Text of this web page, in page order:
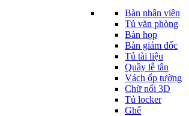
Bàn nhân viên
Tủ văn phòng
Bàn họp
Bàn giám đốc
Tủ tài liệu
Quầy lễ tân
Vách ốp tường
Chữ nổi 3D
Tủ locker
Ghế